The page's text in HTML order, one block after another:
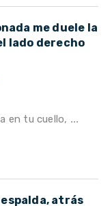
me duele la
lado derecho
en tu cuello, ...
atrás